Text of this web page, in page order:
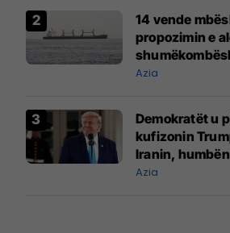
14 vende
propozimin e
detare të
Azia
Demokratët u
kufizonin
Iranin,
Azia